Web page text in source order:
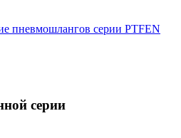
пневмошлангов серии PTFEN
серии